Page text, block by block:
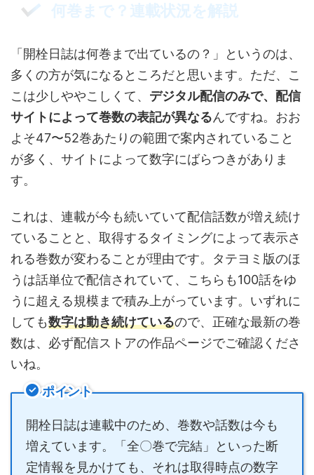
何巻まで？連載状況を解説
「開栓日誌は何巻まで出ているの？」というのは、
多くの方が気になるところだと思います。ただ、こ
こは少しややこしくて、 デジタル配信のみで、配信
サイトによって巻数の表記が異なるんですね。おお
よそ47〜52巻あたりの範囲で案内されていること
が多く、サイトによって数字にばらつきがありま
す。
これは、連載が今も続いていて配信話数が増え続け
ていることと、取得するタイミングによって表示さ
れる巻数が変わることが理由です。タテヨミ版のほ
うは話単位で配信されていて、こちらも100話をゆ
うに超える規模まで積み上がっています。いずれに
しても数字は動き続けているので、正確な最新の巻
数は、必ず配信ストアの作品ページでご確認くださ
いね。
ポイント
開栓日誌は連載中のため、巻数や話数は今も
増えています。「全〇巻で完結」といった断
定情報を見かけても、それは取得時点の数字